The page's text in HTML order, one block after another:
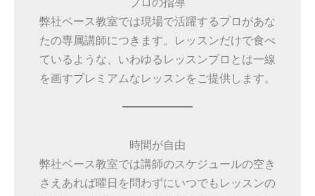
弊社ベース教室では現場で活躍するプロがあな
たの専属講師につきます。レッスンだけで食べ
ているような、いわゆるレッスンプロとは一線
を画すプレミアムなレッスンをご提供します。
時間が自由
弊社ベース教室では講師のスケジュールの空き
さえあれば曜日を問わずにいつでもレッスンの